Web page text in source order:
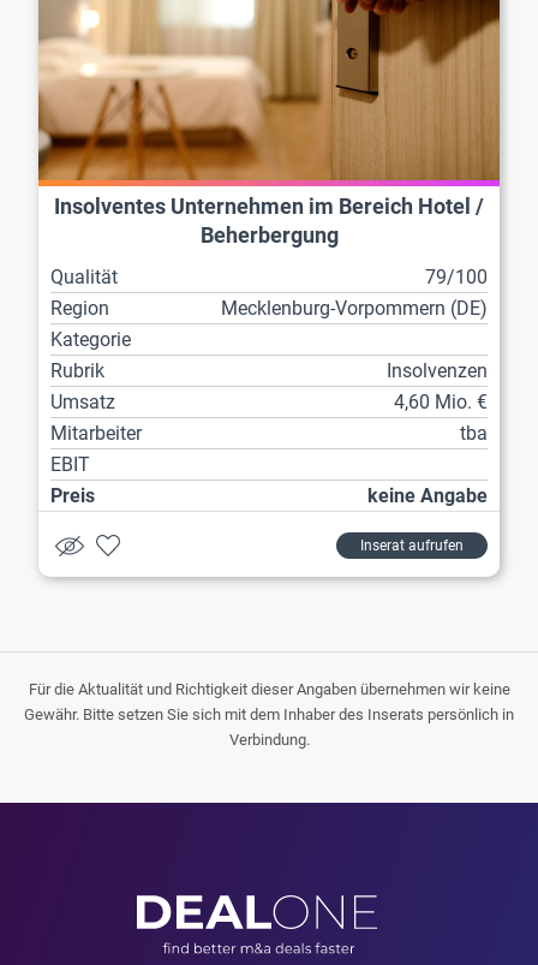
Insolventes Unternehmen im Bereich Hotel /
Beherbergung
Qualität
79/100
Region
Mecklenburg-Vorpommern (DE)
Kategorie
Rubrik
Insolvenzen
Umsatz
4,60 Mio. €
Mitarbeiter
tba
EBIT
Preis
keine Angabe
Inserat aufrufen
Für die Aktualität und Richtigkeit dieser Angaben übernehmen wir keine
Gewähr. Bitte setzen Sie sich mit dem Inhaber des Inserats persönlich in
Verbindung.